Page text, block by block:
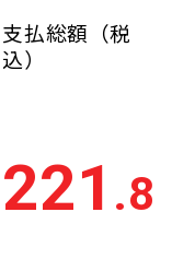
500
順
順
順 小さ
支払総額 （税
込）
221 .8